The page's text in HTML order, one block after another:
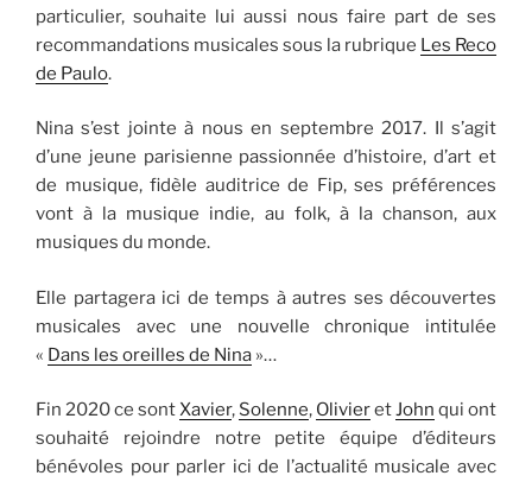
particulier, souhaite lui aussi nous faire part de ses
recommandations musicales sous la rubrique Les Reco
de Paulo.
Nina s’est jointe à nous en septembre 2017. Il s’agit
d’une jeune parisienne passionnée d’histoire, d’art et
de musique, fidèle auditrice de Fip, ses préférences
vont à la musique indie, au folk, à la chanson, aux
musiques du monde.
Elle partagera ici de temps à autres ses découvertes
musicales avec une nouvelle chronique intitulée
« Dans les oreilles de Nina »…
Fin 2020 ce sontXavier, Solenne, OlivieretJohn qui ont
souhaité rejoindre notre petite équipe d’éditeurs
bénévoles pour parler ici de l’actualité musicale avec